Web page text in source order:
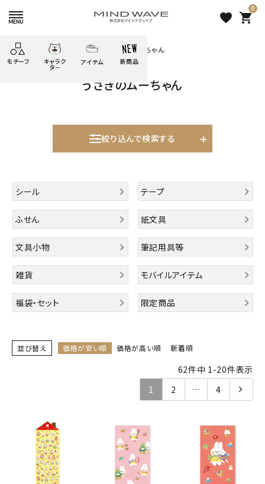
favorite
0
shopping_cart
モチーフ キャラク
タ－
ごろごろ
うさぎの
ムーちゃん
ゆるあにまる
ウサコレフレンズ
その他
アイテム
雑貨
新商品
新着商品
人気商品から探す
モチーフから探す
キャラクターから探す
INFORMATION
よくあるご質問
プライバシーポリシー
特定商取引法について
HOME すべての商品 うさぎのムーちゃん
うさぎのムーちゃん
絞り込んで検索する
シール テープ
ふせん 紙文具
文具小物 筆記用具等
雑貨 モバイルアイテム
福袋・セット 限定商品
並び替え 価格が安い順 価格が高い順 新着順
62件中 1-20件表示
1
2 … 4